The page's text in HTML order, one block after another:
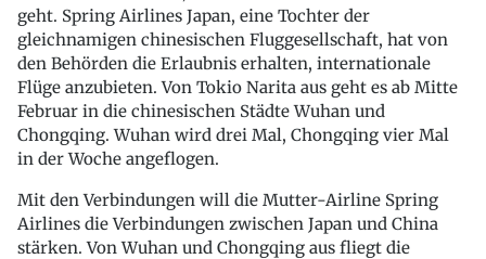
geht. Spring Airlines Japan, eine Tochter der
gleichnamigen chinesischen Fluggesellschaft, hat von
den Behörden die Erlaubnis erhalten, internationale
Flüge anzubieten. Von Tokio Narita aus geht es ab Mitte
Februar in die chinesischen Städte Wuhan und
Chongqing. Wuhan wird drei Mal, Chongqing vier Mal
in der Woche angeflogen.
Mit den Verbindungen will die Mutter-Airline Spring
Airlines die Verbindungen zwischen Japan und China
stärken. Von Wuhan und Chongqing aus fliegt die